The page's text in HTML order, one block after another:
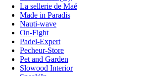
La sellerie de Maé
Made in Paradis
Nauti-wave
On-Fight
Padel-Expert
Pecheur-Store
Pet and Garden
Slowood Interior